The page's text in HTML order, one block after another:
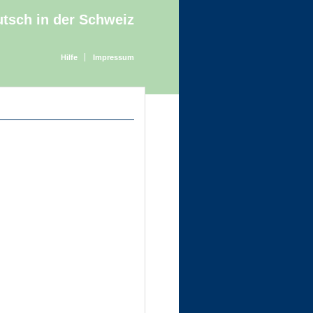
in der Schweiz
Hilfe Impressum